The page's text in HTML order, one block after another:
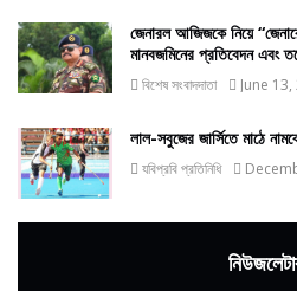
জেনারল আজিজকে নিয়ে
মানবজমিনের প্রতিবেদন এবং
বিশেষ সংবাদদাতা June
লাল-সবুজের জার্সিতে মাঠে
যবিপ্রবি প্রতিনিধি